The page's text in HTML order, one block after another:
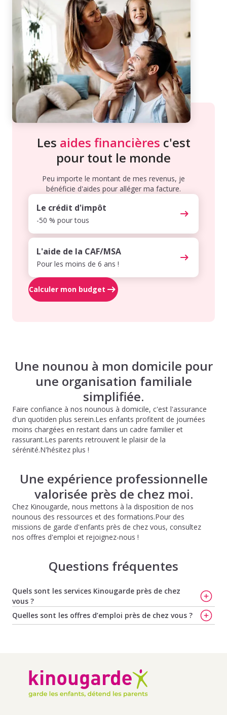
Les aides financières c'est
pour tout le monde
Peu importe le montant de mes revenus, je
bénéficie d'aides pour alléger ma facture.
Le crédit d'impôt
-50 % pour tous
L'aide de la CAF/MSA
Pour les moins de 6 ans !
Calculer mon budget
Une nounou à mon domicile pour
une organisation familiale
simplifiée.
Faire confiance à nos nounous à domicile, c'est l'assurance
d'un quotiden plus serein.Les enfants profitent de journées
moins chargées en restant dans un cadre familier et
rassurant.Les parents retrouvent le plaisir de la
sérénité.N'hésitez plus !
Une expérience professionnelle
valorisée près de chez moi.
Chez Kinougarde, nous mettons à la disposition de nos
nounous des ressources et des formations.Pour des
missions de garde d'enfants près de chez vous, consultez
nos offres d'emploi et rejoignez-nous !
Questions fréquentes
Quels sont les services Kinougarde près de chez
vous ?
Trouvez votre baby-sitter à Nancy
Trouvez votre
nounou à Nancy
Trouvez votre baby-sitter à Metz
Quelles sont les offres d’emploi près de chez vous ?
de baby-sitting à Laxou
Offres d'emploi de baby-sitting à Mereville
d'emploi de baby-sitting à Messein, Offres d'emploi de
baby-sitting à Frolois
Offres d'emploi de baby-sitting à